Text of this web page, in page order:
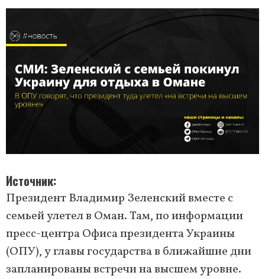
Источник
Президент Владимир Зеленский вместе с
семьей улетел в Оман. Там, по информации
пресс-центра Офиса президента Украины
(ОПУ), у главы государства в ближайшие дни
запланированы встречи на высшем уровне.